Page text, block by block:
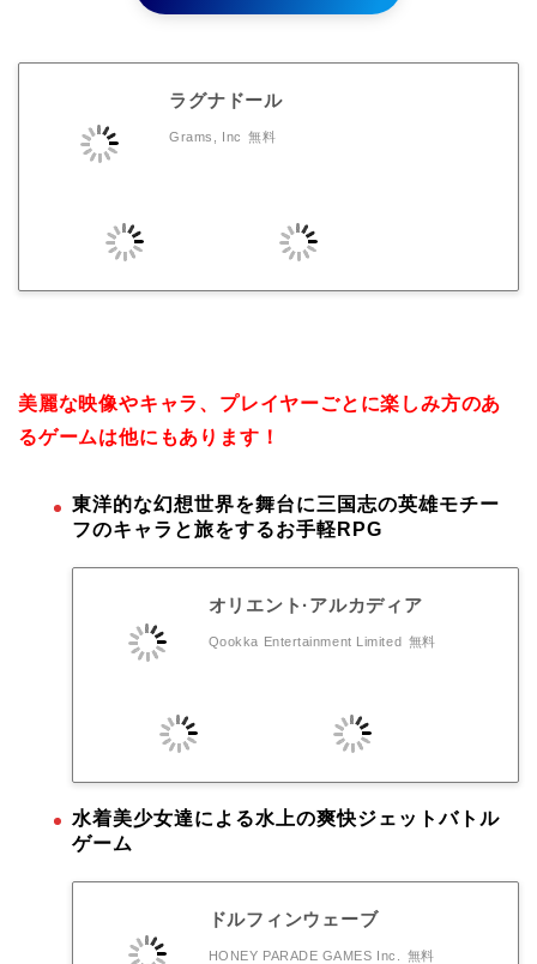
ラグナドール
Grams, Inc 無料
美麗な映像やキャラ、プレイヤーごとに楽しみ方のあ
るゲームは他にもあります！
東洋的な幻想世界を舞台に三国志の英雄モチー
フのキャラと旅をするお手軽RPG
オリエント·アルカディア
Qookka Entertainment Limited 無料
水着美少女達による水上の爽快ジェットバトル
ゲーム
ドルフィンウェーブ
HONEY PARADE GAMES Inc. 無料